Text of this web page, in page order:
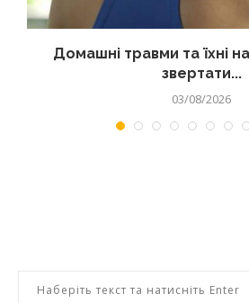
Домашні травми та їхні
звертати...
03/08/2026